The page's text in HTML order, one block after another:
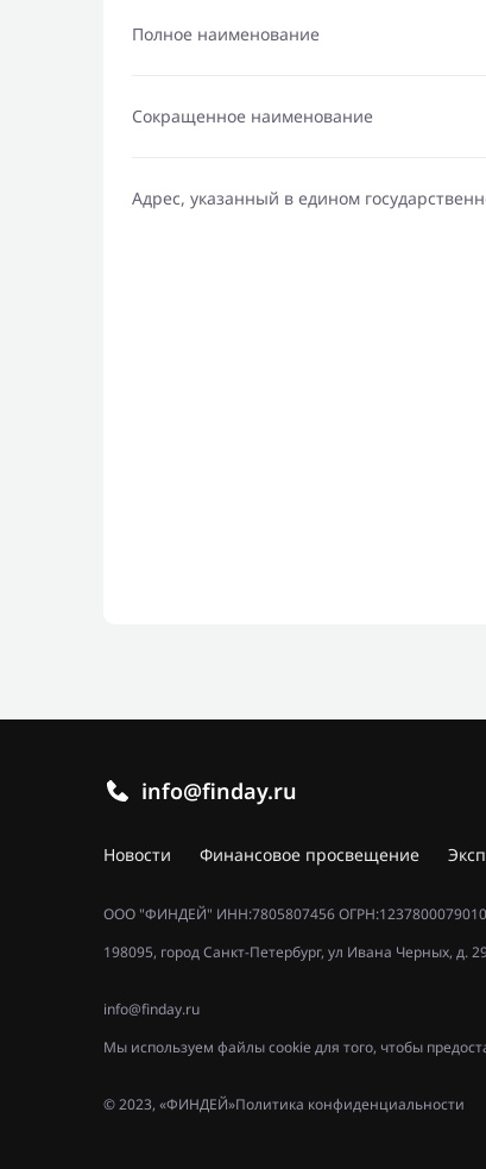
Полное наименование
Сокращенное наименование
Адрес, указанный в едином
info@finday.ru
Новости Финансовое просвещение
ООО "ФИНДЕЙ" ИНН:7805807456 ОГРН:1237800079010
198095, город Санкт-Петербург, ул Ивана Черных, д.
info@finday.ru
Мы используем файлы cookie для того, чтобы
Политика конфиденциальности
© 2023, «ФИНДЕЙ»